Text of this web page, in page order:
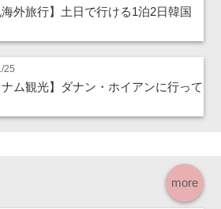
海外旅行】土日で行ける1泊2日韓国
25
ナム観光】ダナン・ホイアンに行って
more